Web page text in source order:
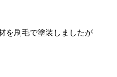
を刷毛で塗装しましたが